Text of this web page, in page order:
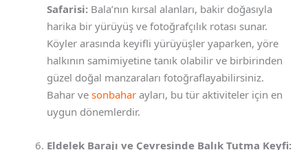
Safarisi: Bala’nın kırsal alanları, bakir doğasıyla
harika bir yürüyüş ve fotoğrafçılık rotası sunar.
Köyler arasında keyifli yürüyüşler yaparken, yöre
halkının samimiyetine tanık olabilir ve birbirinden
güzel doğal manzaraları fotoğraflayabilirsiniz.
Bahar vesonbahar ayları, bu tür aktiviteler için en
uygun dönemlerdir.
Eldelek Barajı ve Çevresinde Balık Tutma Keyfi: